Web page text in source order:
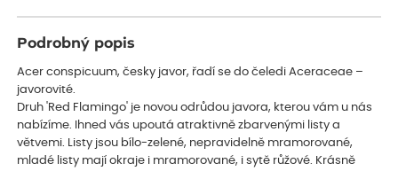
Podrobný popis
Acer conspicuum, česky javor, řadí se do čeledi Aceraceae –
javorovité.
Druh 'Red Flamingo' je novou odrůdou javora, kterou vám u nás
nabízíme. Ihned vás upoutá atraktivně zbarvenými listy a
větvemi. Listy jsou bílo-zelené, nepravidelně mramorované,
mladé listy mají okraje i mramorované, i sytě růžové. Krásně